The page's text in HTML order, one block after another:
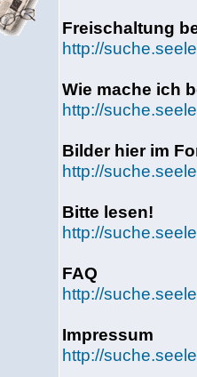
Freischaltung
http://
Wie mache ich
http://
Bilder hier im
http://
Bitte lesen!
http://
FAQ
http://
Impressum
http://